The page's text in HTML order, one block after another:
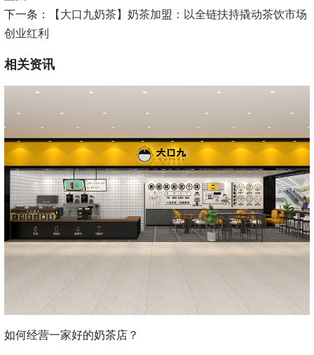
下一条：
【大口九奶茶】奶茶加盟：以全链扶持撬动茶饮市场
创业红利
相关资讯
如何经营一家好的奶茶店？